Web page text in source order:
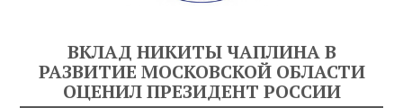
ВКЛАД НИКИТЫ ЧАПЛИНА В
РАЗВИТИЕ МОСКОВСКОЙ ОБЛАСТИ
ОЦЕНИЛ ПРЕЗИДЕНТ РОССИИ